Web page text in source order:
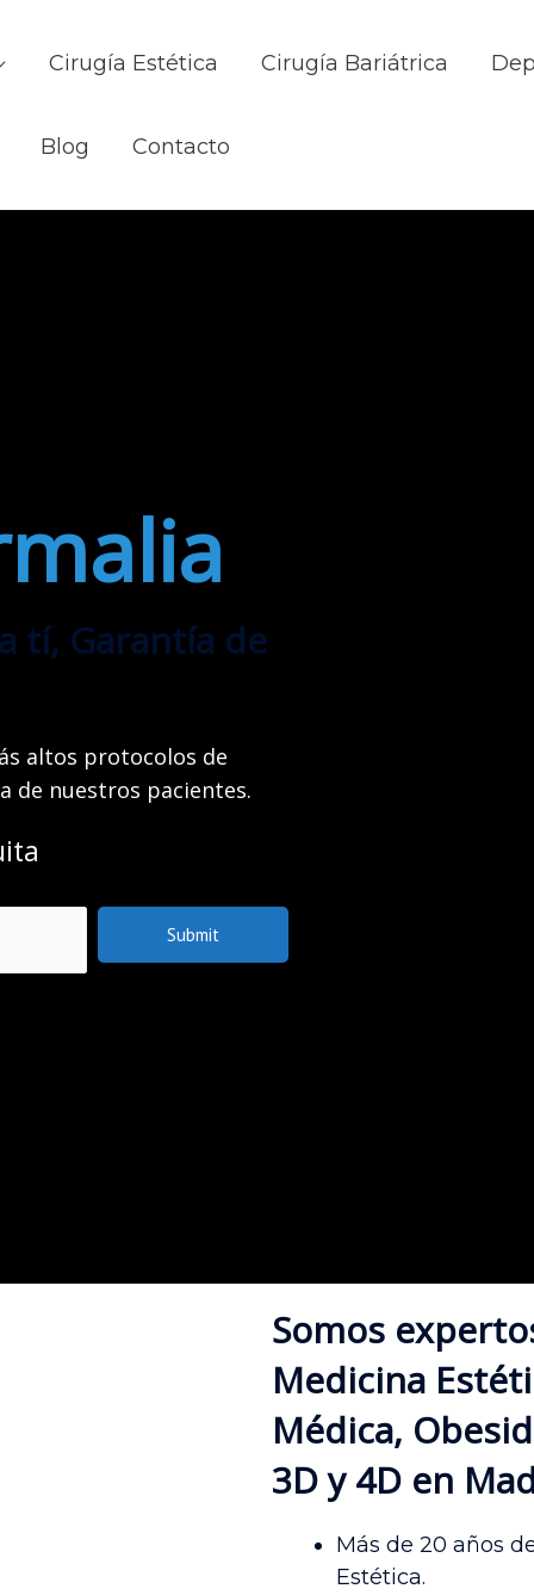
Cirugía Estética Cirugía Bariátrica
Blog Contacto
tí, Garantía de
altos protocolos de
de nuestros pacientes.
Submit
Somos
Medicina
Médica,
3D y 4D en
Más de 20 años
Estética.